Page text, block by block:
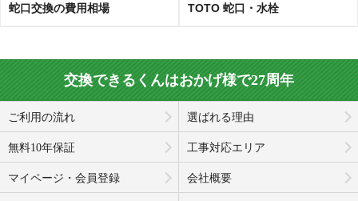
蛇口交換の費用相場 TOTO 蛇口・水栓
交換できるくんはおかげ様で27周年
ご利用の流れ 選ばれる理由
無料10年保証 工事対応エリア
マイページ・会員登録 会社概要